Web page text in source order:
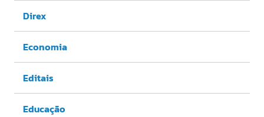
Direx
Economia
Editais
Educação